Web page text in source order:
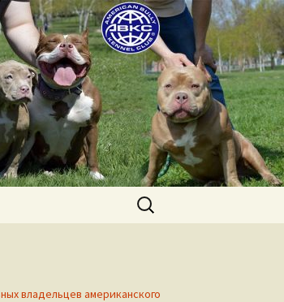
Worldwide shipping
Найти:
владельцев американского